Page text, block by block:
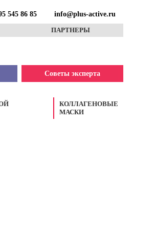
545 86 85 info@plus-active.ru
ПАРТНЕРЫ
Советы эксперта
КОЛЛАГЕНОВЫЕ
МАСКИ